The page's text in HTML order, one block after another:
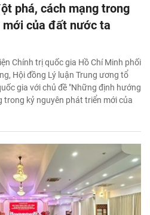
phá, cách mạng trong
của đất nước ta
Chính trị quốc gia Hồ Chí Minh phối
Hội đồng Lý luận Trung ương tổ
gia với chủ đề "Những định hướng
kỷ nguyên phát triển mới của